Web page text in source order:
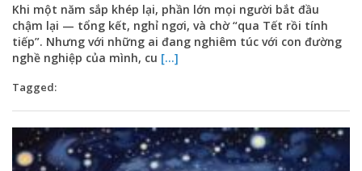
Khi một năm sắp khép lại, phần lớn mọi người bắt đầu
chậm lại — tổng kết, nghỉ ngơi, và chờ “qua Tết rồi tính
tiếp”. Nhưng với những ai đang nghiêm túc với con đường
nghề nghiệp của mình, cu [...]
Tagged: